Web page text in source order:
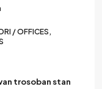
/ OFFICES,
trosoban stan